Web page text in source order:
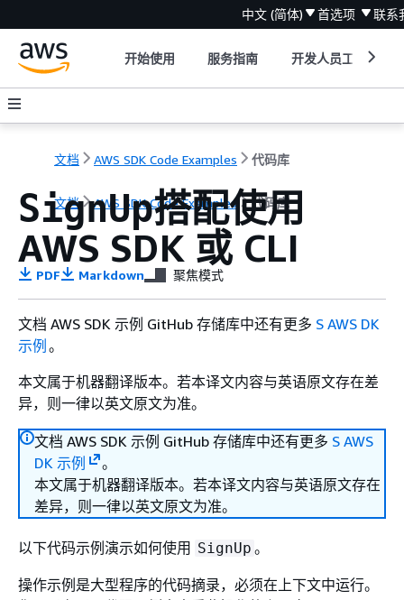
中文 (简体) 首选项 联系
开始使用 服务指南 开发人员工具
文档 AWS SDK Code Examples 代码库
文档 AWS SDK Code Examples 代码库
SignUp搭配使用
AWS SDK 或 CLI
PDF Markdown 聚焦模式
文档 AWS SDK 示例 GitHub 存储库中还有更多 S AWS DK
示例 。
本文属于机器翻译版本。若本译文内容与英语原文存在差
异，则一律以英文原文为准。
文档 AWS SDK 示例 GitHub 存储库中还有更多 S AWS
DK 示例
。
本文属于机器翻译版本。若本译文内容与英语原文存在
差异，则一律以英文原文为准。
以下代码示例演示如何使用 SignUp 。
操作示例是大型程序的代码摘录，必须在上下文中运行。